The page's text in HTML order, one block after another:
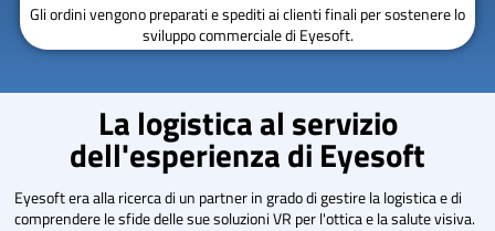
Gli ordini vengono preparati e spediti ai clienti finali per sostenere lo
sviluppo commerciale di Eyesoft.
La logistica al servizio
dell'esperienza di Eyesoft
Eyesoft era alla ricerca di un partner in grado di gestire la logistica e di
comprendere le sfide delle sue soluzioni VR per l'ottica e la salute visiva.